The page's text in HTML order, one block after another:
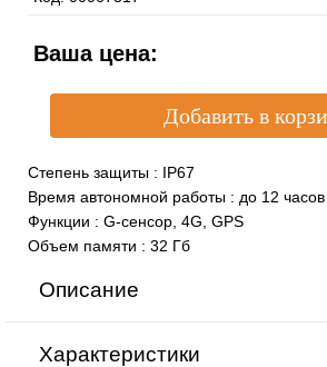
Ваша цена:
Степень защиты : IP67
Время автономной работы : до 12 часов
Функции : G-сенсор, 4G, GPS
Объем памяти : 32 Гб
Описание
Характеристики